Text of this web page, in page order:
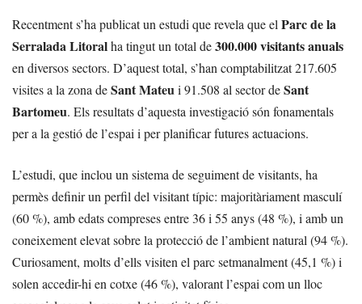
Recentment s’ha publicat un estudi que revela que el Parc de la
Serralada Litoralha tingut un total de300.000 visitants anuals
en diversos sectors. D’aquest total, s’han comptabilitzat 217.605
visites a la zona deSant Mateui 91.508 al sector deSant
Bartomeu. Els resultats d’aquesta investigació són fonamentals
per a la gestió de l’espai i per planificar futures actuacions.
L’estudi, que inclou un sistema de seguiment de visitants, ha
permès definir un perfil del visitant típic: majoritàriament masculí
(60 %), amb edats compreses entre 36 i 55 anys (48 %), i amb un
coneixement elevat sobre la protecció de l’ambient natural (94 %).
Curiosament, molts d’ells visiten el parc setmanalment (45,1 %) i
solen accedir-hi en cotxe (46 %), valorant l’espai com un lloc